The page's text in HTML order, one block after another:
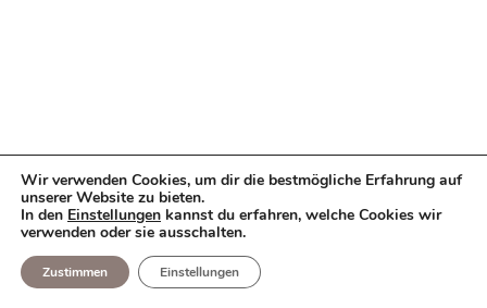
Wir verwenden Cookies, um dir die bestmögliche Erfahrung auf
unserer Website zu bieten.
In den Einstellungen kannst du erfahren, welche Cookies wir
verwenden oder sie ausschalten.
Zustimmen Einstellungen